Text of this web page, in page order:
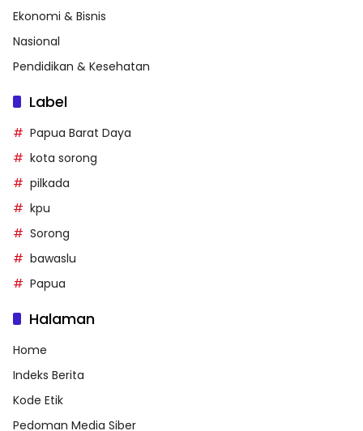
Ekonomi & Bisnis
Nasional
Pendidikan & Kesehatan
Label
Papua Barat Daya
kota sorong
pilkada
kpu
Sorong
bawaslu
Papua
Halaman
Home
Indeks Berita
Kode Etik
Pedoman Media Siber